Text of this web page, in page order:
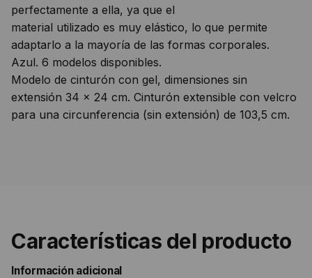
perfectamente a ella, ya que el
material utilizado es muy elástico, lo que permite
adaptarlo a la mayoría de las formas corporales.
Azul. 6 modelos disponibles.
Modelo de cinturón con gel, dimensiones sin
extensión 34 x 24 cm. Cinturón extensible con velcro
para una circunferencia (sin extensión) de 103,5 cm.
Características del producto
Información adicional